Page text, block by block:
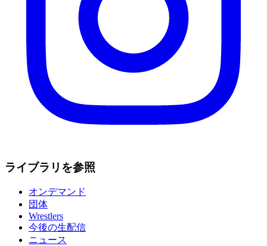
ライブラリを参照
オンデマンド
団体
Wrestlers
今後の生配信
ニュース